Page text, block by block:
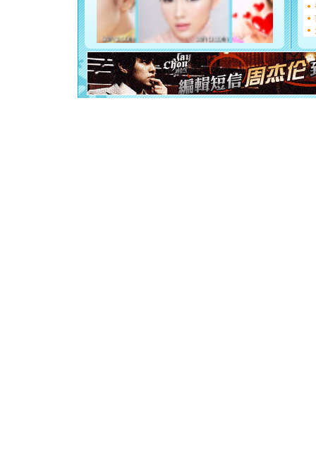
[元旦]
如
起；二
离。水
[元旦]当
泣，这痛
卖了。水
[春节]风
颜！冬去